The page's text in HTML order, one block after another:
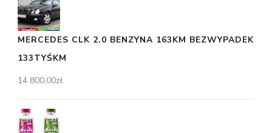
MERCEDES CLK 2.0 BENZYNA 163KM BEZWYPADEK
133TYŚKM
14 800,00zł